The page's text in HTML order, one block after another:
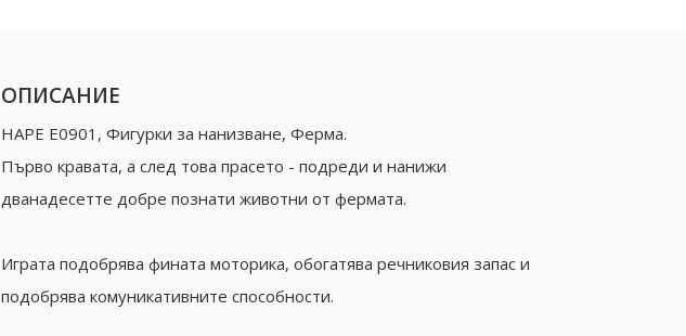
ОПИСАНИЕ
HAPE Е0901, Фигурки за нанизване, Ферма.
Първо кравата, а след това прасето - подреди и нанижи
дванадесетте добре познати животни от фермата.
Играта подобрява фината моторика, обогатява речниковия запас и
подобрява комуникативните способности.